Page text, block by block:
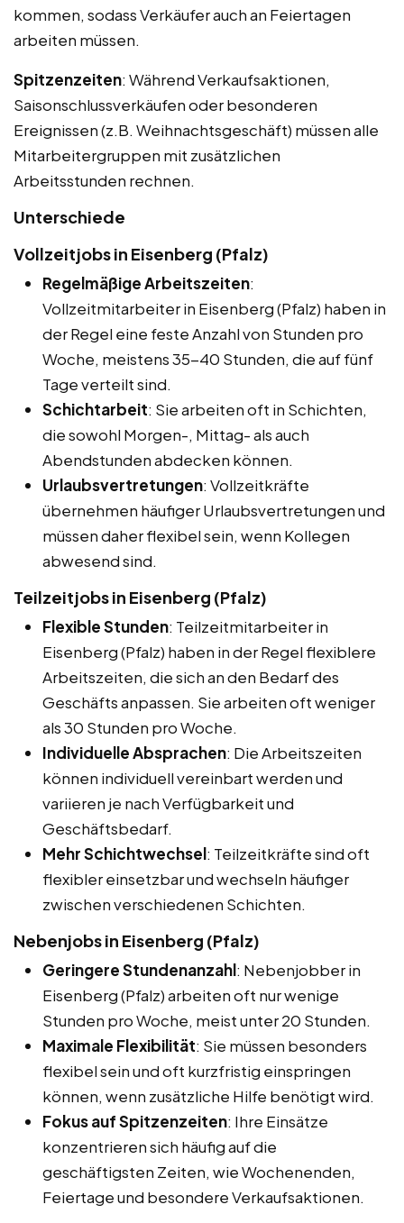
kommen, sodass Verkäufer auch an Feiertagen
arbeiten müssen.
Spitzenzeiten: Während Verkaufsaktionen,
Saisonschlussverkäufen oder besonderen
Ereignissen (z.B. Weihnachtsgeschäft) müssen alle
Mitarbeitergruppen mit zusätzlichen
Arbeitsstunden rechnen.
Unterschiede
Vollzeitjobs in Eisenberg (Pfalz)
Regelmäßige Arbeitszeiten:
Vollzeitmitarbeiter in Eisenberg (Pfalz) haben in
der Regel eine feste Anzahl von Stunden pro
Woche, meistens 35-40 Stunden, die auf fünf
Tage verteilt sind.
Schichtarbeit: Sie arbeiten oft in Schichten,
die sowohl Morgen-, Mittag- als auch
Abendstunden abdecken können.
Urlaubsvertretungen: Vollzeitkräfte
übernehmen häufiger Urlaubsvertretungen und
müssen daher flexibel sein, wenn Kollegen
abwesend sind.
Teilzeitjobs in Eisenberg (Pfalz)
Flexible Stunden: Teilzeitmitarbeiter in
Eisenberg (Pfalz) haben in der Regel flexiblere
Arbeitszeiten, die sich an den Bedarf des
Geschäfts anpassen. Sie arbeiten oft weniger
als 30 Stunden pro Woche.
Individuelle Absprachen: Die Arbeitszeiten
können individuell vereinbart werden und
variieren je nach Verfügbarkeit und
Geschäftsbedarf.
Mehr Schichtwechsel: Teilzeitkräfte sind oft
flexibler einsetzbar und wechseln häufiger
zwischen verschiedenen Schichten.
Nebenjobs in Eisenberg (Pfalz)
Geringere Stundenanzahl: Nebenjobber in
Eisenberg (Pfalz) arbeiten oft nur wenige
Stunden pro Woche, meist unter 20 Stunden.
Maximale Flexibilität: Sie müssen besonders
flexibel sein und oft kurzfristig einspringen
können, wenn zusätzliche Hilfe benötigt wird.
Fokus auf Spitzenzeiten: Ihre Einsätze
konzentrieren sich häufig auf die
geschäftigsten Zeiten, wie Wochenenden,
Feiertage und besondere Verkaufsaktionen.